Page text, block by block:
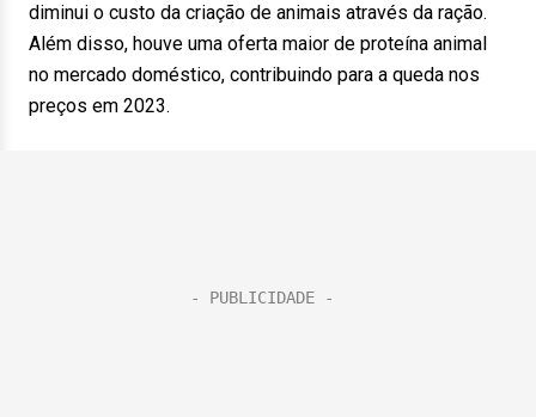
diminui o custo da criação de animais através da ração.
Além disso, houve uma oferta maior de proteína animal
no mercado doméstico, contribuindo para a queda nos
preços em 2023.